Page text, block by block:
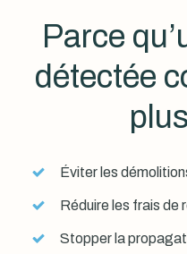
Parce
détectée
Éviter les
Réduire les frais de
Stopper la